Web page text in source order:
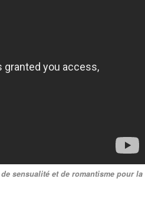
sensualité et de romantisme pour la